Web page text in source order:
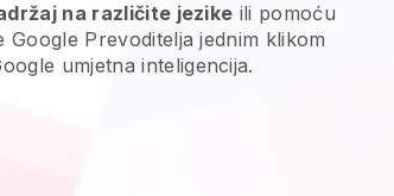
na različite jezike ili pomoću
Google Prevoditelja jednim klikom
umjetna inteligencija.